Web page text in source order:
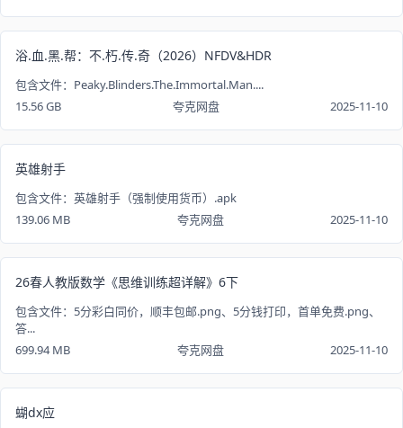
浴.血.黑.帮：不.朽.传.奇（2026）NFDV&HDR
包含文件：Peaky.Blinders.The.Immortal.Man....
15.56 GB
夸克网盘 2025-11-10
英雄射手
包含文件：英雄射手（强制使用货币）.apk
139.06 MB
夸克网盘 2025-11-10
26春人教版数学《思维训练超详解》6下
包含文件：5分彩白同价，顺丰包邮.png、5分钱打印，首单免费.png、
答...
699.94 MB
夸克网盘 2025-11-10
蝴dx应